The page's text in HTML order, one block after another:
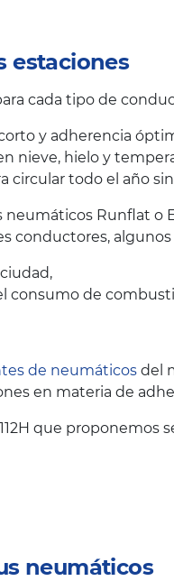
estaciones
cada tipo de
y adherencia
nieve, hielo y
circular todo el año
Runflat o
conductores,
consumo de
de neumáticos del
en materia de
que
neumáticos